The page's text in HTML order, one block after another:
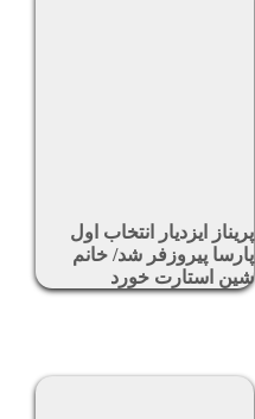
پریناز ایزدیار انتخاب اول
پارسا پیروزفر شد/ خانم
شین استارت خورد